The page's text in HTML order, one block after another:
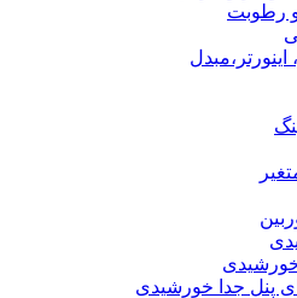
رطوبت
اینورتر،مبدل
خورشیدی
پنل جدا خورشیدی